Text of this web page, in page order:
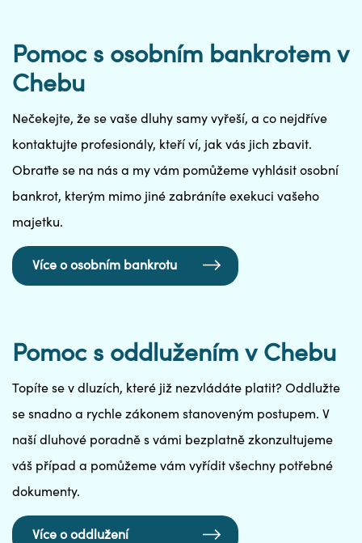
Pomoc s osobním bankrotem v
Chebu
Nečekejte, že se vaše dluhy samy vyřeší, a co nejdříve
kontaktujte profesionály, kteří ví, jak vás jich zbavit.
Obraťte se na nás a my vám pomůžeme vyhlásit osobní
bankrot, kterým mimo jiné zabráníte exekuci vašeho
majetku.
Více o osobním bankrotu
Pomoc s oddlužením v Chebu
Topíte se v dluzích, které již nezvládáte platit? Oddlužte
se snadno a rychle zákonem stanoveným postupem. V
naší dluhové poradně s vámi bezplatně zkonzultujeme
váš případ a pomůžeme vám vyřídit všechny potřebné
dokumenty.
Více o oddlužení